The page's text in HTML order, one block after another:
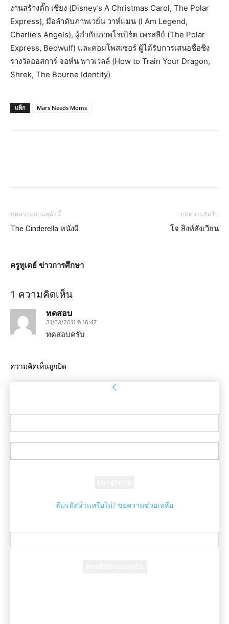
งานสร้างดั๊ก เชียง (Disney’s A Christmas Carol, The Polar
Express), มือลำดับภาพเวย์น วาห์แมน (I Am Legend,
Charlie’s Angels), ผู้กำกับภาพโรเบิร์ต เพรสลีย์ (The Polar
Express, Beowulf) และคอมโพสเซอร์ ผู้ได้รับการเสนอชื่อชิง
รางวัลออสการ์ จอห์น พาวเวลล์ (How to Train Your Dragon,
Shrek, The Bourne Identity)
แท็ก Mars Needs Moms
บทความก่อนหน้านี้
The Cinderella หนังผี
บทความถัดไป
โจ สิงห์สังเวียน
ครูทูเดย์ ข่าวการศึกษา
1 ความคิดเห็น
ทดสอบ
31/03/2011 ที่ 16:47
ทดสอบครับ
ความคิดเห็นถูกปิด
ลืมรหัสผ่านหรือไม่? ขอความช่วยเหลือ